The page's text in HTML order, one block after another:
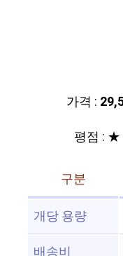
가격 :
평점 : ★
구분
개당 용량